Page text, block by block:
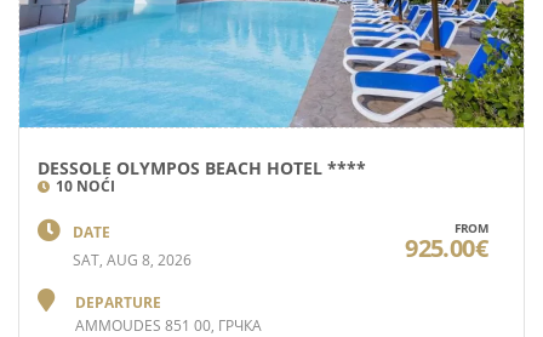
DESSOLE OLYMPOS BEACH HOTEL ****
10 NOĆI
DATE
SAT, AUG 8, 2026
DEPARTURE
AMMOUDES 851 00, ГРЧКА
FROM
925.00€